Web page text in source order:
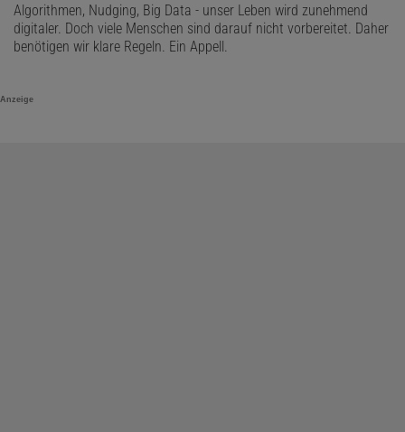
Algorithmen, Nudging, Big Data - unser Leben wird zunehmend
digitaler. Doch viele Menschen sind darauf nicht vorbereitet. Daher
benötigen wir klare Regeln. Ein Appell.
Anzeige